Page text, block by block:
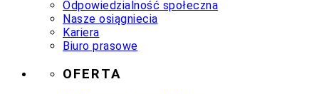
Odpowiedzialność społeczna
Nasze osiągniecia
Kariera
Biuro prasowe
OFERTA